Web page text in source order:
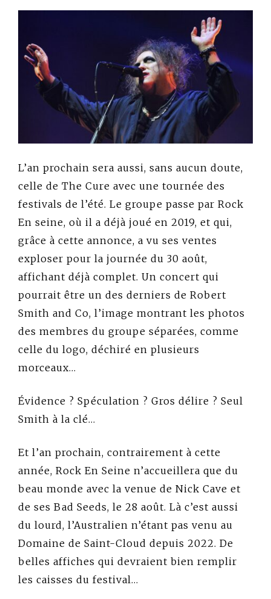
L’an prochain sera aussi, sans aucun doute,
celle de The Cure avec une tournée des
festivals de l’été. Le groupe passe par Rock
En seine, où il a déjà joué en 2019, et qui,
grâce à cette annonce, a vu ses ventes
exploser pour la journée du 30 août,
affichant déjà complet. Un concert qui
pourrait être un des derniers de Robert
Smith and Co, l’image montrant les photos
des membres du groupe séparées, comme
celle du logo, déchiré en plusieurs
morceaux…
Évidence ? Spéculation ? Gros délire ? Seul
Smith à la clé…
Et l’an prochain, contrairement à cette
année, Rock En Seine n’accueillera que du
beau monde avec la venue de Nick Cave et
de ses Bad Seeds, le 28 août. Là c’est aussi
du lourd, l’Australien n’étant pas venu au
Domaine de Saint-Cloud depuis 2022. De
belles affiches qui devraient bien remplir
les caisses du festival…